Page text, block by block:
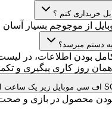
بودن اطلاعات، در لیست
روز کاری پیگیری و
محصول در بازی و صحت